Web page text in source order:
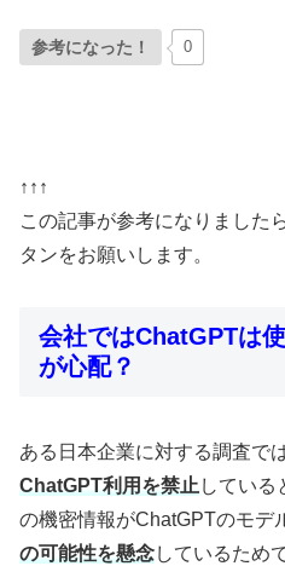
参考になった！ 0
↑↑↑
この記事が参考になりました
タンをお願いします。
会社ではChatGPTは
が心配？
ある日本企業に対する調査では
ChatGPT利用を禁止 している
の機密情報がChatGPTのモデ
の可能性を懸念しているため